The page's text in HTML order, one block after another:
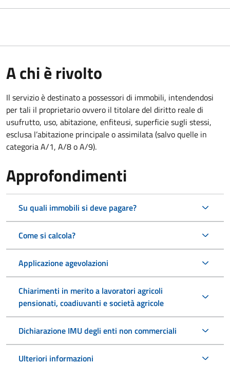
A chi è rivolto
Il servizio è destinato a possessori di immobili, intendendosi
per tali il proprietario ovvero il titolare del diritto reale di
usufrutto, uso, abitazione, enfiteusi, superficie sugli stessi,
esclusa l’abitazione principale o assimilata (salvo quelle in
categoria A/1, A/8 o A/9).
Approfondimenti
Su quali immobili si deve pagare?
Come si calcola?
Applicazione agevolazioni
Chiarimenti in merito a lavoratori agricoli
pensionati, coadiuvanti e società agricole
Dichiarazione IMU degli enti non commerciali
Ulteriori informazioni